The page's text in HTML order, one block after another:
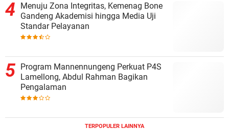
Menuju Zona Integritas, Kemenag Bone
Gandeng Akademisi hingga Media Uji
Standar Pelayanan
Program Mannennungeng Perkuat P4S
Lamellong, Abdul Rahman Bagikan
Pengalaman
TERPOPULER LAINNYA